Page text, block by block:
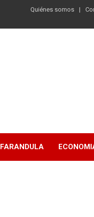
Quiénes somos
FARANDULA